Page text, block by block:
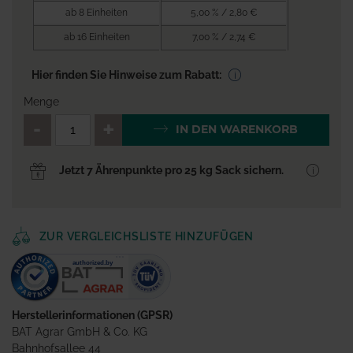
ab 8 Einheiten 5,00 % / 2,80 €
ab 16 Einheiten 7,00 % / 2,74 €
Hier finden Sie Hinweise zum Rabatt:
Menge
QTY_CONTROL_DECREASE
IN DEN WARENKORB
Jetzt 7 Ährenpunkte pro 25 kg Sack sichern.
ZUR VERGLEICHSLISTE HINZUFÜGEN
Herstellerinformationen (GPSR)
BAT Agrar GmbH & Co. KG
Bahnhofsallee 44